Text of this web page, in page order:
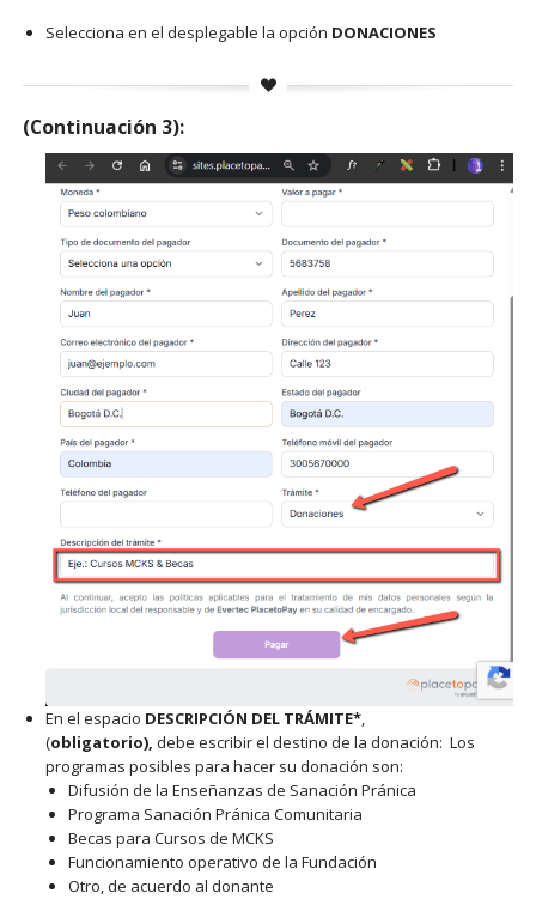
Selecciona en el desplegable la opción DONACIONES
(Continuación 3):
En el espacio DESCRIPCIÓN DEL TRÁMITE*,
(obligatorio), debe escribir el destino de la donación: Los
programas posibles para hacer su donación son:
Difusión de la Enseñanzas de Sanación Pránica
Programa Sanación Pránica Comunitaria
Becas para Cursos de MCKS
Funcionamiento operativo de la Fundación
Otro, de acuerdo al donante